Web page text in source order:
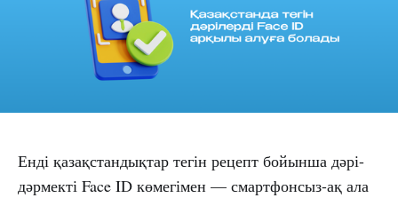
Енді қазақстандықтар тегін рецепт бойынша дәрі-
дәрмекті Face ID көмегімен — смартфонсыз-ақ ала